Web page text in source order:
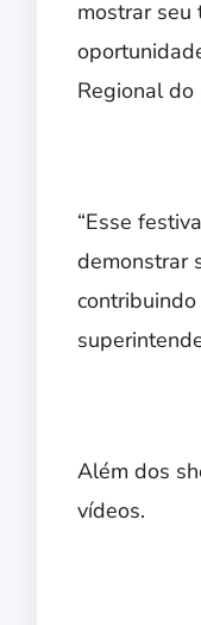
mostrar seu
Regional do
“Esse
demonstrar
Além dos
vídeos.